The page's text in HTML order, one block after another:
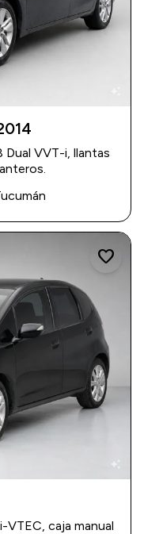
VVT-i, llantas
auto_awesome
caja manual
favorite